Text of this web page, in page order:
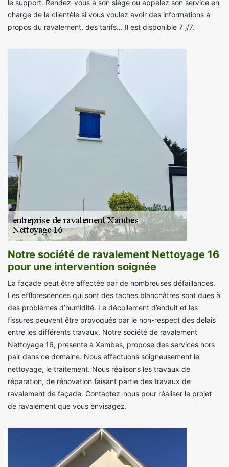
le support. Rendez-vous à son siège ou appelez son service en
charge de la clientèle si vous voulez avoir des informations à
propos du ravalement, des tarifs… Il est disponible 7 j/7.
Notre société de ravalement Nettoyage 16
pour une intervention soignée
La façade peut être affectée par de nombreuses défaillances.
Les efflorescences qui sont des taches blanchâtres sont dues à
des problèmes d’humidité. Le décollement d’enduit et les
fissures peuvent être provoqués par le non-respect des délais
entre les différents travaux. Notre société de ravalement
Nettoyage 16, présente à Xambes, propose des services hors
pair dans ce domaine. Nous effectuons soigneusement le
nettoyage, le traitement. Nous réalisons les travaux de
réparation, de rénovation faisant partie des travaux de
ravalement de façade. Contactez-nous pour réaliser le projet
de ravalement que vous envisagez.